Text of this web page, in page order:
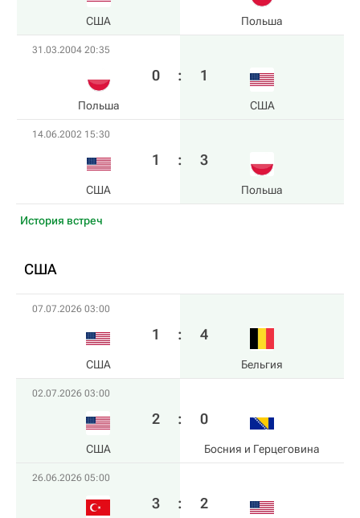
США Польша
31.03.2004 20:35
Польша
0 : 1
США
14.06.2002 15:30
США
1 : 3
Польша
История встреч
США
07.07.2026 03:00
США
1 : 4
Бельгия
02.07.2026 03:00
США
2 : 0
Босния и Герцеговина
26.06.2026 05:00
3 : 2